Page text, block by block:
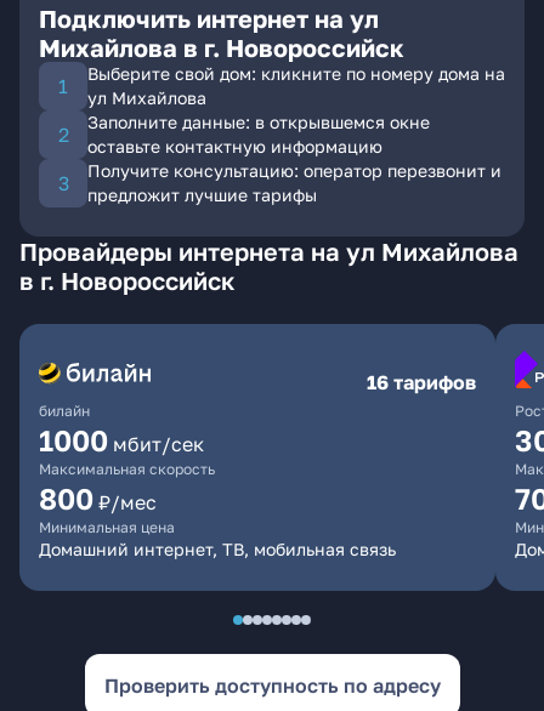
Подключить интернет на ул
Михайлова в г. Новороссийск
Выберите свой дом: кликните по номеру дома на
ул Михайлова
Заполните данные: в открывшемся окне
оставьте контактную информацию
Получите консультацию: оператор перезвонит и
предложит лучшие тарифы
Провайдеры интернета на ул Михайлова
в г. Новороссийск
билайн
16 тарифов
1000 мбит/сек
Максимальная скорость
800 ₽/мес
Минимальная цена
Домашний интернет, ТВ, мобильная связь
Проверить доступность по адресу